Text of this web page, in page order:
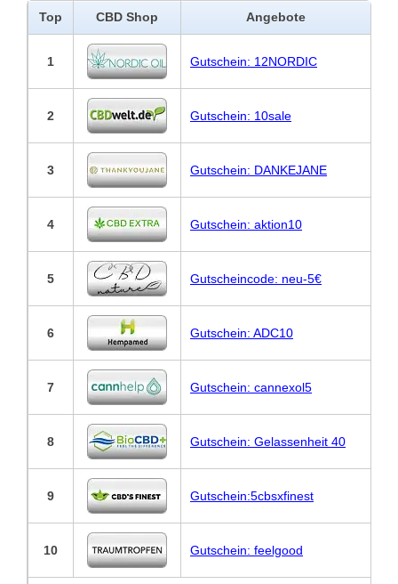
Top CBD Shop Angebote
1 Gutschein: 12NORDIC
2 Gutschein: 10sale
3 Gutschein: DANKEJANE
4 Gutschein: aktion10
5 Gutscheincode: neu-5€
6 Gutschein: ADC10
7 Gutschein: cannexol5
8 Gutschein: Gelassenheit 40
9 Gutschein:5cbsxfinest
10 Gutschein: feelgood